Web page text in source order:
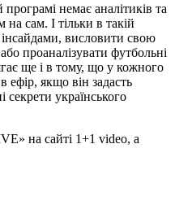
немає аналітиків та
на сам. І тільки в такій
інсайдами, висловити свою
проаналізувати футбольні
ще і в тому, що у кожного
ефір, якщо він задасть
секрети українського
на сайті 1+1 video, а